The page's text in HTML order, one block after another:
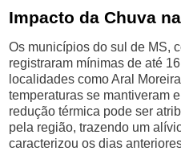
Impacto da Chuva
Os municípios do sul de MS,
registraram mínimas de até
localidades como Aral
temperaturas se mantiveram
redução térmica pode ser
pela região, trazendo um
caracterizou os dias